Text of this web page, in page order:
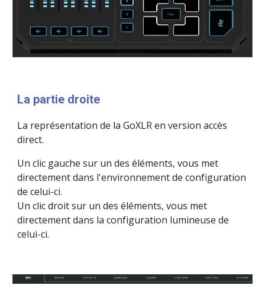
La partie droite
La représentation de la GoXLR en version accès
direct.
Un clic gauche sur un des éléments, vous met
directement dans l'environnement de configuration
de celui-ci.
Un clic droit sur un des éléments, vous met
directement dans la configuration lumineuse de
celui-ci.